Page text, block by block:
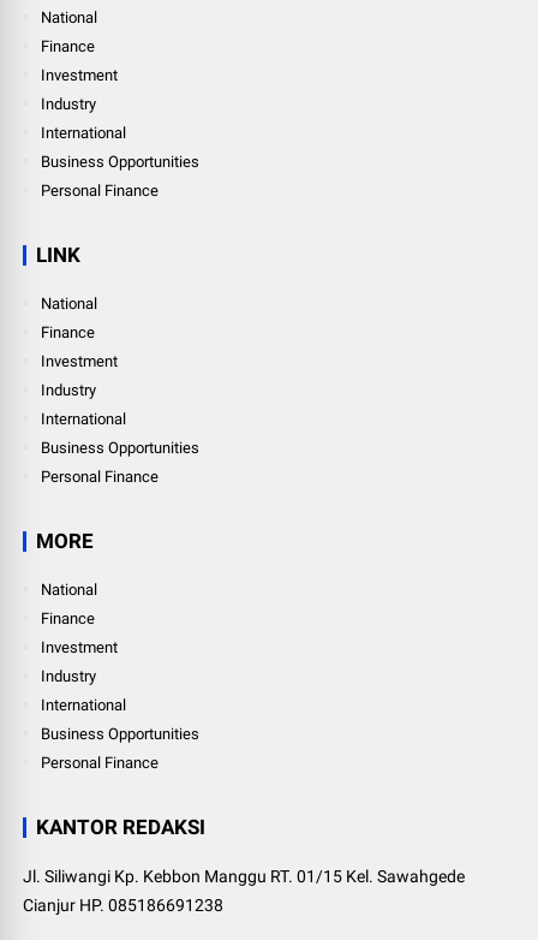
National
Finance
Investment
Industry
International
Business Opportunities
Personal Finance
LINK
National
Finance
Investment
Industry
International
Business Opportunities
Personal Finance
MORE
National
Finance
Investment
Industry
International
Business Opportunities
Personal Finance
KANTOR REDAKSI
Jl. Siliwangi Kp. Kebbon Manggu RT. 01/15 Kel. Sawahgede
Cianjur HP. 085186691238